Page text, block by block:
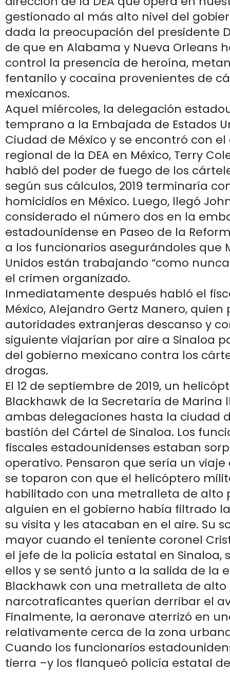
gestionado al más alto nivel del
dada la preocupación del presidente
de que en Alabama y Nueva Orleans
control la presencia de heroína,
fentanilo y cocaína provenientes de
mexicanos.
Aquel miércoles, la delegación
temprano a la Embajada de Estados
Ciudad de México y se encontró con
regional de la DEA en México, Terry
habló del poder de fuego de los
según sus cálculos, 2019 terminaría
homicidios en México. Luego, llegó
considerado el número dos en la
estadounidense en Paseo de la
a los funcionarios asegurándoles que
Unidos están trabajando “como
el crimen organizado.
Inmediatamente después habló el
México, Alejandro Gertz Manero, quien
autoridades extranjeras descanso y
siguiente viajarían por aire a Sinaloa
del gobierno mexicano contra los
drogas.
El 12 de septiembre de 2019, un
Blackhawk de la Secretaría de Marina
ambas delegaciones hasta la ciudad
bastión del Cártel de Sinaloa. Los
fiscales estadounidenses estaban
operativo. Pensaron que sería un
se toparon con que el helicóptero
habilitado con una metralleta de alto
alguien en el gobierno había filtrado
su visita y les atacaban en el aire. Su
mayor cuando el teniente coronel
el jefe de la policía estatal en Sinaloa,
ellos y se sentó junto a la salida de la
Blackhawk con una metralleta de alto
narcotraficantes querían derribar el
Finalmente, la aeronave aterrizó en
relativamente cerca de la zona
Cuando los funcionarios
tierra –y los flanqueó policía estatal